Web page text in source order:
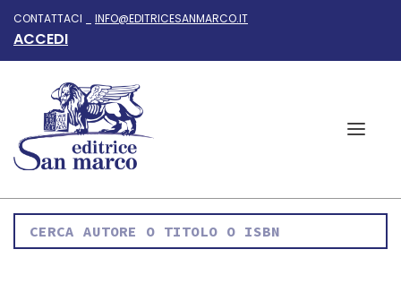
CONTATTACI _ INFO@EDITRICESANMARCO.IT
ACCEDI